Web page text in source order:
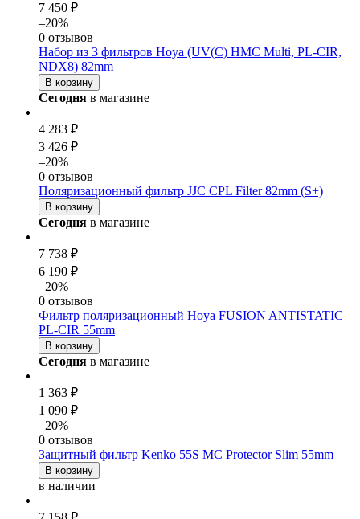
7 450 ₽
–20%
0 отзывов
Набор из 3 фильтров Hoya (UV(C) HMC Multi, PL-CIR,
NDX8) 82mm
В корзину
Сегодня в магазине
4 283 ₽
3 426 ₽
–20%
0 отзывов
Поляризационный фильтр JJC CPL Filter 82mm (S+)
В корзину
Сегодня в магазине
7 738 ₽
6 190 ₽
–20%
0 отзывов
Фильтр поляризационный Hoya FUSION ANTISTATIC
PL-CIR 55mm
В корзину
Сегодня в магазине
1 363 ₽
1 090 ₽
–20%
0 отзывов
Защитный фильтр Kenko 55S MC Protector Slim 55mm
В корзину
в наличии